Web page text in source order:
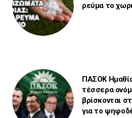
ρεύμα το
ΠΑΣΟΚ
τέσσερα
βρίσκονται
για το